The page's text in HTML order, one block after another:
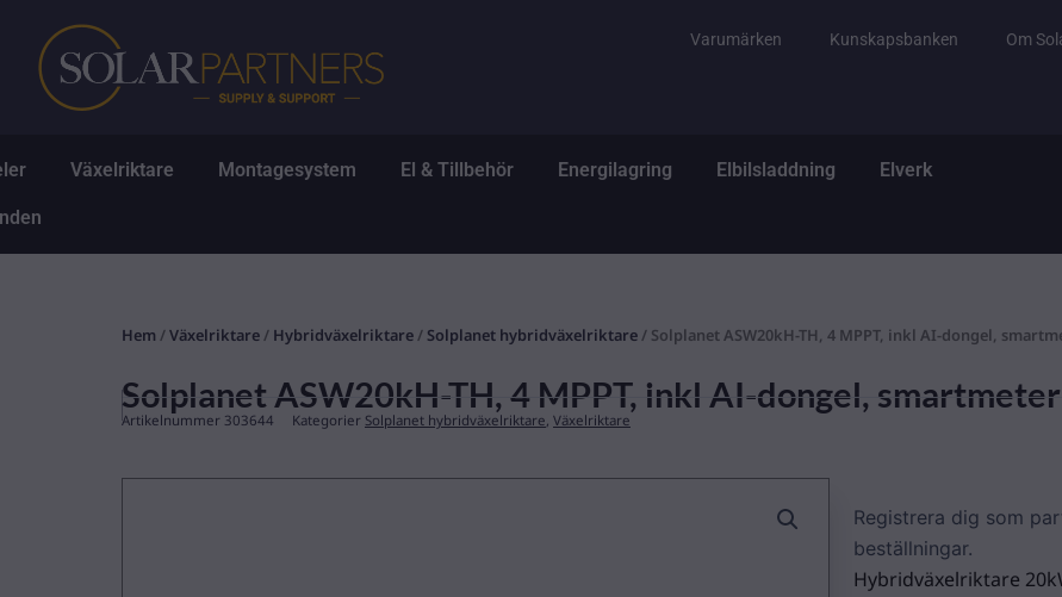
innehåll
Varumärken Kunskapsbanken Om
Öppna Solpaneler
Växelriktare Öppna Växelriktare
Montagesystem Öppna Montagesystem
El & Tillbehör Öppna El & Tillbehör
Energilagring Öppna Energilagring
Elbilsladdning Öppna Elbilsladdning
Elverk
Hem /Växelriktare/ Hybridväxelriktare/ Solplanet hybridväxelriktare/ Solplanet ASW20kH-TH, 4 MPPT, inkl AI-dongel,
Solplanet ASW20kH-TH, 4 MPPT, inkl AI-dongel, smartmeter
Artikelnummer 303644 Kategorier Solplanet hybridväxelriktare Växelriktare
Registrera dig som
beställningar.
Hybridväxelriktare